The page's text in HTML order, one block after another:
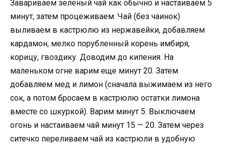
Завариваем зеленый чай как обычно и настаиваем 5
минут, затем процеживаем. Чай (без чаинок)
выливаем в кастрюлю из нержавейки, добавляем
кардамон, мелко порубленный корень имбиря,
корицу, гвоздику. Доводим до кипения. На
маленьком огне варим еще минут 20. Затем
добавляем мед и лимон (сначала выжимаем из него
сок, а потом бросаем в кастрюлю остатки лимона
вместе со шкуркой). Варим минут 5. Выключаем
огонь и настаиваем чай минут 15 — 20. Затем через
ситечко переливаем чай из кастрюли в удобную